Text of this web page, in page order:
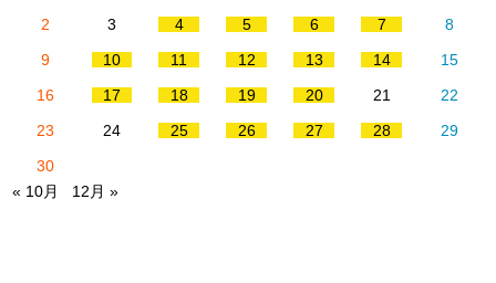
2
3 4 5 6 7
8
9
10 11 12 13 14
15
16
17 18 19 20 21
22
23
24 25 26 27 28
29
30
« 10月
12月 »